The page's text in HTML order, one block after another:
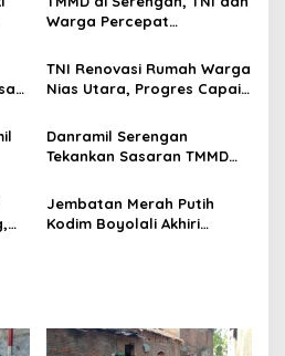
Warga Percepat
TNI Renovasi Rumah Warga
Nias Utara, Progres Capai
Danramil Serengan
Tekankan Sasaran TMMD
Jembatan Merah Putih
Kodim Boyolali Akhiri